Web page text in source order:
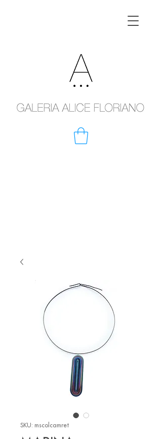
SKU: mscolcamret